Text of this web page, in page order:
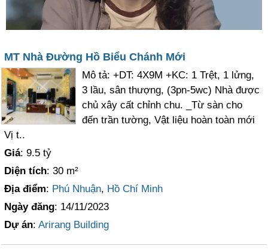
MT Nhà Đường Hồ Biểu Chánh Mới
Mô tả: +DT: 4X9M +KC: 1 Trệt, 1 lửng,
3 lầu, sân thượng, (3pn-5wc) Nhà được
chủ xây cất chỉnh chu. _Từ sàn cho
đến trần tường, Vật liệu hoàn toàn mới
Vị t..
Giá: 9.5 tỷ
Diện tích: 30 m²
Địa điểm: Phú Nhuận, Hồ Chí Minh
Ngày đăng: 14/11/2023
Dự án:Arirang Building